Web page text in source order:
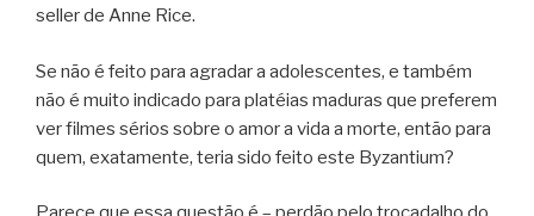
seller de Anne Rice.
Se não é feito para agradar a adolescentes, e também
não é muito indicado para platéias maduras que preferem
ver filmes sérios sobre o amor a vida a morte, então para
quem, exatamente, teria sido feito este Byzantium?